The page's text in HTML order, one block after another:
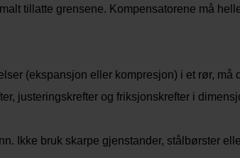
tillatte grensene. Kompensatorene må
(ekspansjon eller kompresjon) i et rør,
justeringskrefter og friksjonskrefter i
Ikke bruk skarpe gjenstander, stålbørster